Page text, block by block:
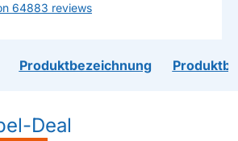
64883 reviews
Produktbezeichnung
Deal